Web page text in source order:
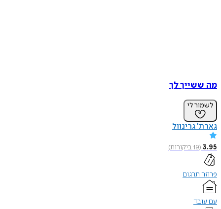
מה ששייך לך
לשמור לי
גארת' גרינוול
3.95
(
19ביקורות)
פרוזה תרגום
עם עובד